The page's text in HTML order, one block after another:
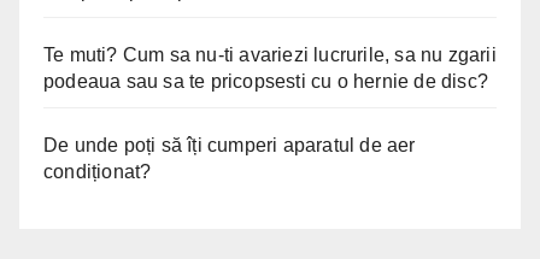
Te muti? Cum sa nu-ti avariezi lucrurile, sa nu zgarii
podeaua sau sa te pricopsesti cu o hernie de disc?
De unde poți să îți cumperi aparatul de aer
condiționat?